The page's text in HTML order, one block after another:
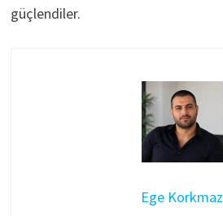
güçlendiler.
Ege Korkmaz